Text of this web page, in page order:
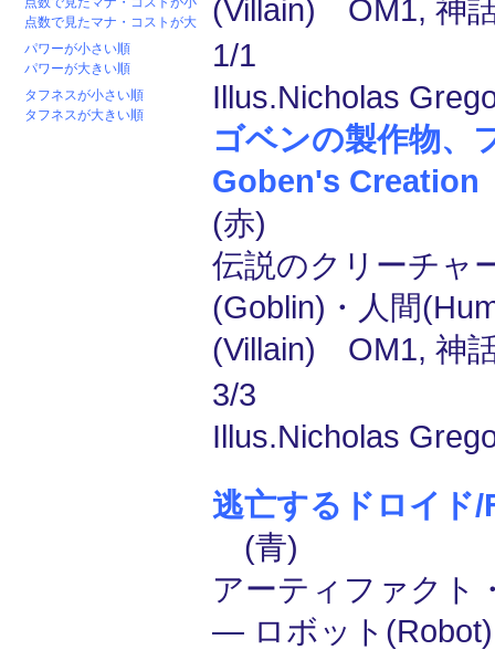
点数で見たマナ・コストが大
パワーが小さい順
パワーが大きい順
タフネスが小さい順
タフネスが大きい順
(Villain) OM1, 神
1/1
Illus.Nicholas
ゴベンの製作物、
Goben's Creation
(赤)
伝説のクリーチャ
(Goblin)・人間
(Villain) OM1, 神
3/3
Illus.Nicholas
逃亡するドロイド
(青)
アーティファクト
― ロボット